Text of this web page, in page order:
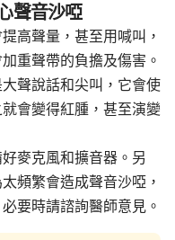
聲音沙啞
高聲量，甚至用喊叫，
重聲帶的負擔及傷害。
聲說話和尖叫，它會使
會變得紅腫，甚至演變
好麥克風和擴音器。另
頻繁會造成聲音沙啞，
要時請諮詢醫師意見。